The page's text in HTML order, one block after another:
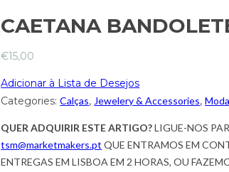
CAETANA
€15,00
Adicionar à Lista de Desejos
Categories:Calças,Jewelery & Accessories,
QUER ADQUIRIR ESTE ARTIGO?LIGUE-NOS
tsm@marketmakers.pt QUE ENTRAMOS EM
ENTREGAS EM LISBOA EM 2 HORAS, OU